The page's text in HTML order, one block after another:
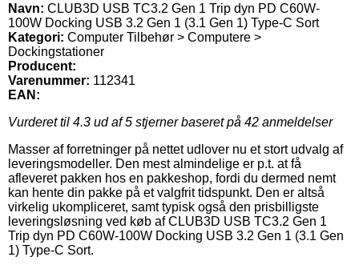
Navn: CLUB3D USB TC3.2 Gen 1 Trip dyn PD C60W-
100W Docking USB 3.2 Gen 1 (3.1 Gen 1) Type-C Sort
Kategori: Computer Tilbehør > Computere >
Dockingstationer
Producent:
Varenummer: 112341
EAN:
Vurderet til 4.3 ud af 5 stjerner baseret på 42 anmeldelser
Masser af forretninger på nettet udlover nu et stort udvalg af
leveringsmodeller. Den mest almindelige er p.t. at få
afleveret pakken hos en pakkeshop, fordi du dermed nemt
kan hente din pakke på et valgfrit tidspunkt. Den er altså
virkelig ukompliceret, samt typisk også den prisbilligste
leveringsløsning ved køb af CLUB3D USB TC3.2 Gen 1
Trip dyn PD C60W-100W Docking USB 3.2 Gen 1 (3.1 Gen
1) Type-C Sort.